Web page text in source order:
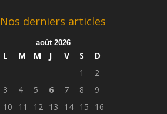
Nos derniers articles
août 2026
L M M J V S
D
1
2
3
4 5 6 7 8
9
10
11 12 13 14 15
16